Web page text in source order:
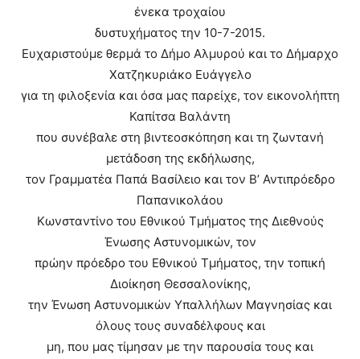
ένεκα τροχαίου
δυστυχήματος την 10-7-2015.
Ευχαριστούμε θερμά το Δήμο Αλμυρού και το Δήμαρχο
Χατζηκυριάκο Ευάγγελο
για τη φιλοξενία και όσα μας παρείχε, τον εικονολήπτη
Καπίτσα Βαλάντη
που συνέβαλε στη βιντεοσκόπηση και τη ζωντανή
μετάδοση της εκδήλωσης,
τον Γραμματέα Παπά Βασίλειο και τον Β’ Αντιπρόεδρο
Παπανικολάου
Κωνσταντίνο του Εθνικού Τμήματος της Διεθνούς
Ένωσης Αστυνομικών, τον
πρώην πρόεδρο του Εθνικού Τμήματος, την τοπική
Διοίκηση Θεσσαλονίκης,
την Ένωση Αστυνομικών Υπαλλήλων Μαγνησίας και
όλους τους συναδέλφους και
μη, που μας τίμησαν με την παρουσία τους και